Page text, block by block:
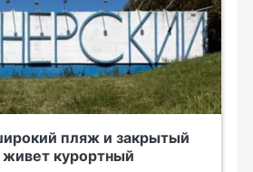
пляж и закрытый
курортный